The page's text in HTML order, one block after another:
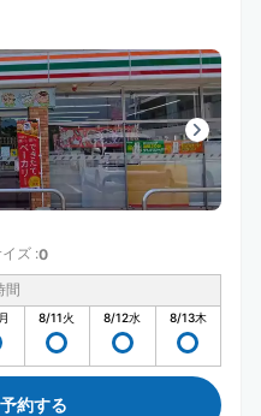
ズ :0
間
月 8/11火 8/12水 8/13木
約する